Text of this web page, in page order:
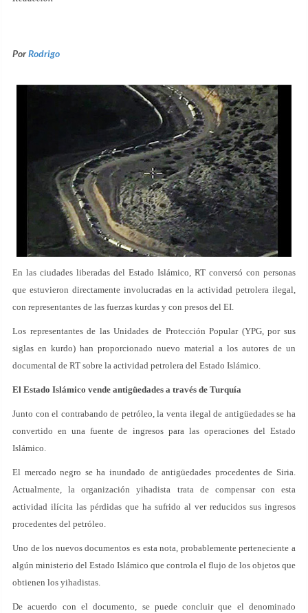
PorRodrigo
En las ciudades liberadas del Estado Islámico, RT conversó con personas
que estuvieron directamente involucradas en la actividad petrolera ilegal,
con representantes de las fuerzas kurdas y con presos del EI.
Los representantes de las Unidades de Protección Popular (YPG, por sus
siglas en kurdo) han proporcionado nuevo material a los autores de un
documental de RT sobre la actividad petrolera del Estado Islámico.
El Estado Islámico vende antigüedades a través de Turquía
Junto con el contrabando de petróleo, la venta ilegal de antigüedades se ha
convertido en una fuente de ingresos para las operaciones del Estado
Islámico.
El mercado negro se ha inundado de antigüedades procedentes de Siria.
Actualmente, la organización yihadista trata de compensar con esta
actividad ilícita las pérdidas que ha sufrido al ver reducidos sus ingresos
procedentes del petróleo.
Uno de los nuevos documentos es esta nota, probablemente perteneciente a
algún ministerio del Estado Islámico que controla el flujo de los objetos que
obtienen los yihadistas.
De acuerdo con el documento, se puede concluir que el denominado